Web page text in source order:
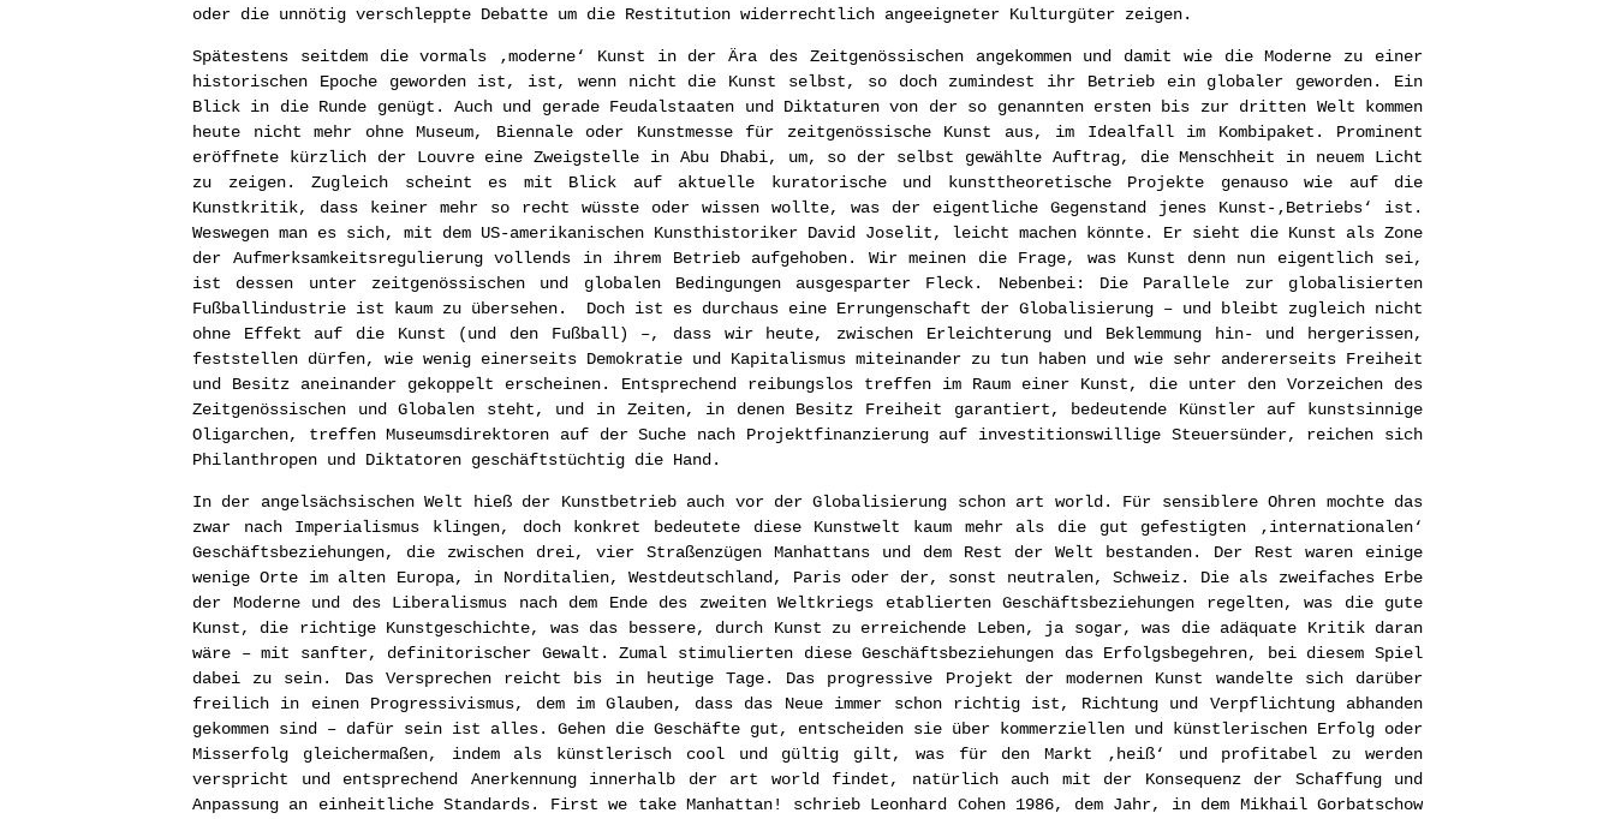
oder die unnötig verschleppte Debatte um die Restitution widerrechtlich angeeigneter Kulturgüter zeigen.
Spätestens seitdem die vormals ‚moderne‘ Kunst in der Ära des Zeitgenössischen angekommen und damit wie die Moderne zu einer
historischen Epoche geworden ist, ist, wenn nicht die Kunst selbst, so doch zumindest ihr Betrieb ein globaler geworden. Ein
Blick in die Runde genügt. Auch und gerade Feudalstaaten und Diktaturen von der so genannten ersten bis zur dritten Welt kommen
heute nicht mehr ohne Museum, Biennale oder Kunstmesse für zeitgenössische Kunst aus, im Idealfall im Kombipaket. Prominent
eröffnete kürzlich der Louvre eine Zweigstelle in Abu Dhabi, um, so der selbst gewählte Auftrag, die Menschheit in neuem Licht
zu zeigen. Zugleich scheint es mit Blick auf aktuelle kuratorische und kunsttheoretische Projekte genauso wie auf die
Kunstkritik, dass keiner mehr so recht wüsste oder wissen wollte, was der eigentliche Gegenstand jenes Kunst-‚Betriebs‘ ist.
Weswegen man es sich, mit dem US-amerikanischen Kunsthistoriker David Joselit, leicht machen könnte. Er sieht die Kunst als Zone
der Aufmerksamkeitsregulierung vollends in ihrem Betrieb aufgehoben. Wir meinen die Frage, was Kunst denn nun eigentlich sei,
ist dessen unter zeitgenössischen und globalen Bedingungen ausgesparter Fleck. Nebenbei: Die Parallele zur globalisierten
Fußballindustrie ist kaum zu übersehen. Doch ist es durchaus eine Errungenschaft der Globalisierung – und bleibt zugleich nicht
ohne Effekt auf die Kunst (und den Fußball) –, dass wir heute, zwischen Erleichterung und Beklemmung hin- und hergerissen,
feststellen dürfen, wie wenig einerseits Demokratie und Kapitalismus miteinander zu tun haben und wie sehr andererseits Freiheit
und Besitz aneinander gekoppelt erscheinen. Entsprechend reibungslos treffen im Raum einer Kunst, die unter den Vorzeichen des
Zeitgenössischen und Globalen steht, und in Zeiten, in denen Besitz Freiheit garantiert, bedeutende Künstler auf kunstsinnige
Oligarchen, treffen Museumsdirektoren auf der Suche nach Projektfinanzierung auf investitionswillige Steuersünder, reichen sich
Philanthropen und Diktatoren geschäftstüchtig die Hand.
In der angelsächsischen Welt hieß der Kunstbetrieb auch vor der Globalisierung schon art world. Für sensiblere Ohren mochte das
zwar nach Imperialismus klingen, doch konkret bedeutete diese Kunstwelt kaum mehr als die gut gefestigten ‚internationalen‘
Geschäftsbeziehungen, die zwischen drei, vier Straßenzügen Manhattans und dem Rest der Welt bestanden. Der Rest waren einige
wenige Orte im alten Europa, in Norditalien, Westdeutschland, Paris oder der, sonst neutralen, Schweiz. Die als zweifaches Erbe
der Moderne und des Liberalismus nach dem Ende des zweiten Weltkriegs etablierten Geschäftsbeziehungen regelten, was die gute
Kunst, die richtige Kunstgeschichte, was das bessere, durch Kunst zu erreichende Leben, ja sogar, was die adäquate Kritik daran
wäre – mit sanfter, definitorischer Gewalt. Zumal stimulierten diese Geschäftsbeziehungen das Erfolgsbegehren, bei diesem Spiel
dabei zu sein. Das Versprechen reicht bis in heutige Tage. Das progressive Projekt der modernen Kunst wandelte sich darüber
freilich in einen Progressivismus, dem im Glauben, dass das Neue immer schon richtig ist, Richtung und Verpflichtung abhanden
gekommen sind – dafür sein ist alles. Gehen die Geschäfte gut, entscheiden sie über kommerziellen und künstlerischen Erfolg oder
Misserfolg gleichermaßen, indem als künstlerisch cool und gültig gilt, was für den Markt ‚heiß‘ und profitabel zu werden
verspricht und entsprechend Anerkennung innerhalb der art world findet, natürlich auch mit der Konsequenz der Schaffung und
Anpassung an einheitliche Standards. First we take Manhattan! schrieb Leonhard Cohen 1986, dem Jahr, in dem Mikhail Gorbatschow